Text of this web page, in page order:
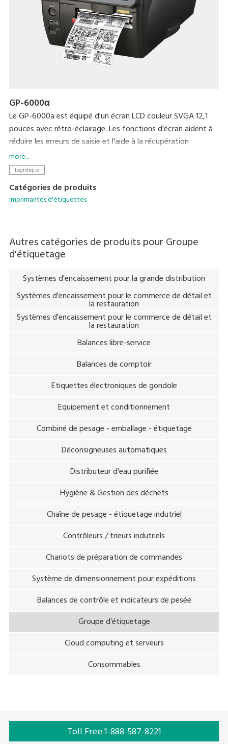
GP-6000α
Le GP-6000a est équipé d'un écran LCD couleur SVGA 12,1
pouces avec rétro-éclairage. Les fonctions d'écran aident à
réduire les erreurs de saisie et l'aide à la récupération
d'erreurs peut être affichée sous forme de vidéo. Lisibilité
fortement améliorée et facilité d’utilisation. Jusqu’à 5 000
la mémoire 4 Mo de cet appareil. Les données graphiques
peut facilement être enregistrées avec des cartes SD.
more...
Logistique
Catégories de produits
Imprimantes d'étiquettes
Autres catégories de produits pour Groupe
d'étiquetage
Systèmes d'encaissement pour la grande distribution
Systèmes d'encaissement pour le commerce de détail et
la restauration
Systèmes d'encaissement pour le commerce de détail et
la restauration
Balances libre-service
Balances de comptoir
Etiquettes électroniques de gondole
Equipement et conditionnement
Combiné de pesage - emballage - étiquetage
Déconsigneuses automatiques
Distributeur d'eau purifiée
Hygiène & Gestion des déchets
Chaîne de pesage - étiquetage indutriel
Contrôleurs / trieurs indutriels
Chariots de préparation de commandes
Système de dimensionnement pour expéditions
Balances de contrôle et indicateurs de pesée
Groupe d'étiquetage
Cloud computing et serveurs
Consommables
Toll Free 1-888-587-8221